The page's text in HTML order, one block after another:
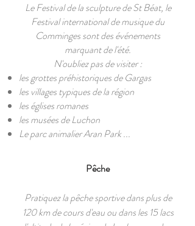
Le Festival de la sculpture de St Béat, le
Festival international de musique du
Comminges sont des événements
marquant de l'été.
N'oubliez pas de visiter :
les grottes préhistoriques de Gargas
les villages typiques de la région
les églises romanes
les musées de Luchon
Le parc animalier Aran Park ...
Pêche
Pratiquez la pêche sportive dans plus de
120 km de cours d'eau ou dans les 15 lacs